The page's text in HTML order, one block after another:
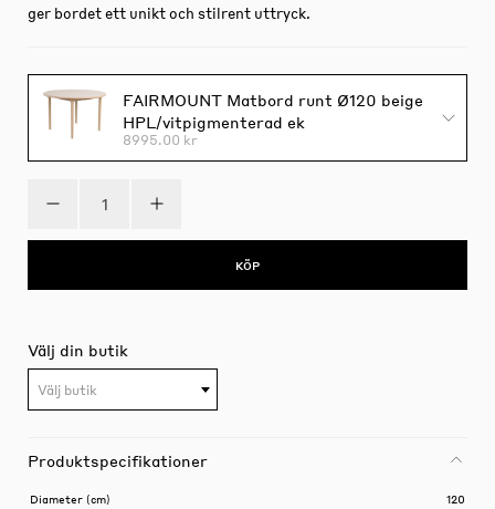
ger bordet ett unikt och stilrent uttryck.
FAIRMOUNT Matbord runt Ø120 beige
HPL/vitpigmenterad ek
8995.00 kr
KÖP
Välj din butik
Välj butik
Produktspecifikationer
Diameter (cm) 120